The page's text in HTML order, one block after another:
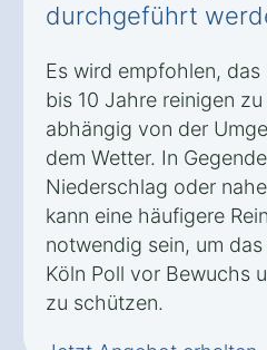
durchgeführt
Es wird empfohlen, das
bis 10 Jahre reinigen zu
abhängig von der
dem Wetter. In
Niederschlag oder
kann eine häufigere
notwendig sein, um
Köln Poll vor Bewuchs
zu schützen.